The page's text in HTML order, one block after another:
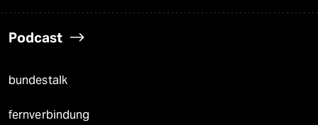
Podcast
bundestalk
fernverbindung